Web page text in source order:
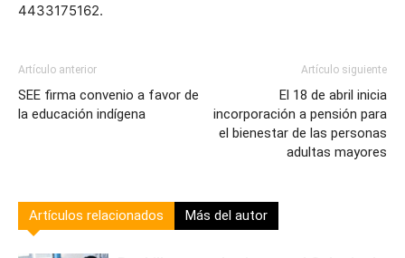
4433175162.
Artículo anterior
SEE firma convenio a favor de
la educación indígena
Artículo siguiente
El 18 de abril inicia
incorporación a pensión para
el bienestar de las personas
adultas mayores
Artículos relacionados Más del autor